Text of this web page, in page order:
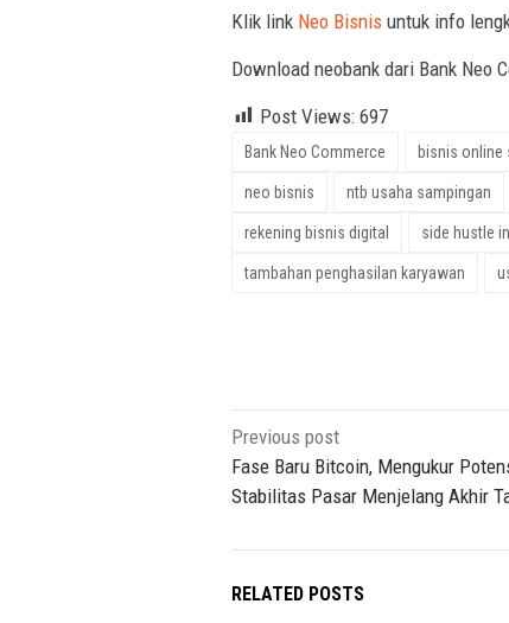
Klik link Neo Bisnis untuk info
Download neobank dari Bank Neo
Post Views: 697
Bank Neo Commerce bisnis online
neo bisnis ntb usaha sampingan
rekening bisnis digital side hustle
tambahan penghasilan karyawan
Post
navigation
Previous post
Fase Baru Bitcoin, Mengukur
Stabilitas Pasar Menjelang Akhir
RELATED POSTS